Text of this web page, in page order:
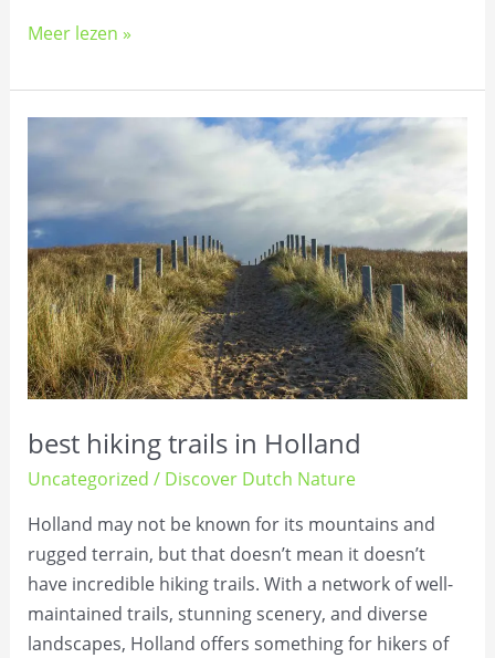
Meer lezen »
best hiking trails in Holland
Uncategorized / Discover Dutch Nature
Holland may not be known for its mountains and
rugged terrain, but that doesn’t mean it doesn’t
have incredible hiking trails. With a network of well-
maintained trails, stunning scenery, and diverse
landscapes, Holland offers something for hikers of
hiking
trails
in
Holland